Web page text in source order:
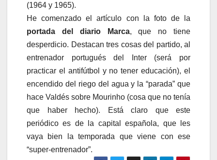
(1964 y 1965).
He comenzado el artículo con la foto de la
portada del diario Marca, que no tiene
desperdicio. Destacan tres cosas del partido, al
entrenador portugués del Inter (será por
practicar el antifútbol y no tener educación), el
encendido del riego del agua y la “parada” que
hace Valdés sobre Mourinho (cosa que no tenía
que haber hecho). Está claro que este
periódico es de la capital española, que les
vaya bien la temporada que viene con ese
“super-entrenador”.